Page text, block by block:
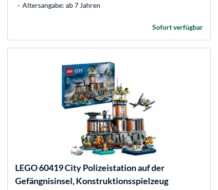
Altersangabe: ab 7 Jahren
Sofort verfügbar
LEGO60419 City Polizeistation auf der
Gefängnisinsel, Konstruktionsspielzeug